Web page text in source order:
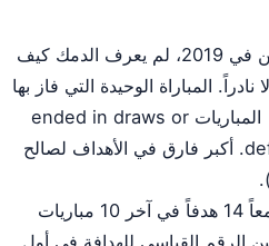
منذ بدء مواجهات الفريقين في 2019، لم يعرف الدمك كيف
المباراة الوحيدة التي فاز بها
الدمك كانت 2-1، بينما， المباريات ended in draws or
defeats for Al-Dammak. أكبر فارق في الأهداف لصالح
سجل رونالدو وفيليكس معاً 14 هدفاً في آخر 10 مباريات